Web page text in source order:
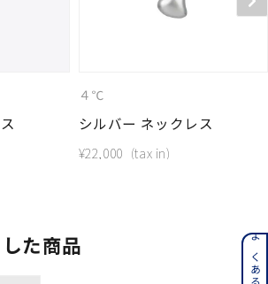
４℃
シルバー ネックレス
¥22,000
た商品